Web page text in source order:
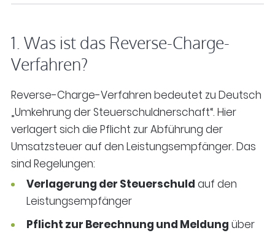
1. Was ist das Reverse-Charge-
Verfahren?
Reverse-Charge-Verfahren bedeutet zu Deutsch
„Umkehrung der Steuerschuldnerschaft“. Hier
verlagert sich die Pflicht zur Abführung der
Umsatzsteuer auf den Leistungsempfänger. Das
sind Regelungen:
Verlagerung der Steuerschuld auf den
Leistungsempfänger
Pflicht zur Berechnung und Meldung über